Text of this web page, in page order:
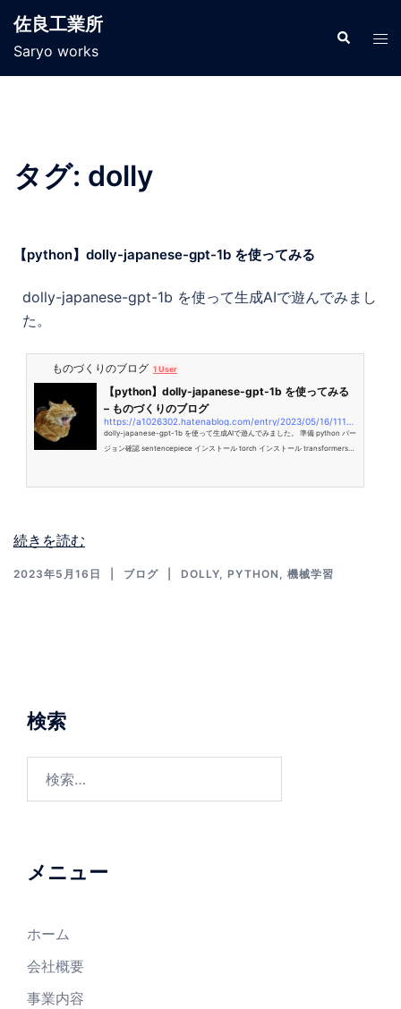
佐良工業所
Saryo works
タグ: dolly
【python】dolly-japanese-gpt-1b を使ってみる
dolly-japanese-gpt-1b を使って生成AIで遊んでみまし
た。
ものづくりのブログ 1 User
【python】dolly-japanese-gpt-1b を使ってみる
– ものづくりのブログ
dolly-japanese-gpt-1b を使って生成AIで遊んでみました。 準備 python バー
ジョン確認 sentencepiece インストール torch インストール transformers
続きを読む
2023年5月16日 ブログ DOLLY, PYTHON , 機械学習
検索
メニュー
ホーム
会社概要
事業内容